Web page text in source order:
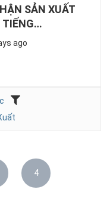
SẢN XUẤT
ago
4